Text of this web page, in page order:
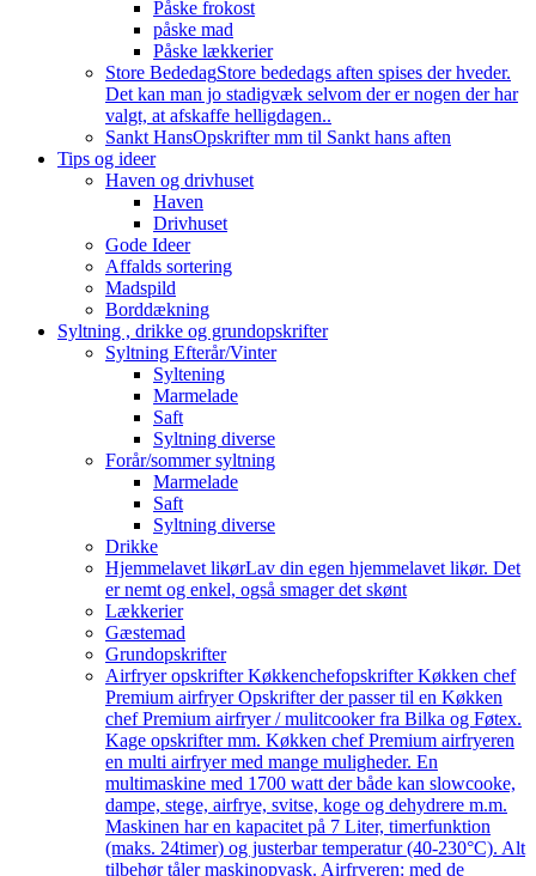
Påske frokost
påske mad
Påske lækkerier
Store BededagStore bededags aften spises der hveder.
Det kan man jo stadigvæk selvom der er nogen der har
valgt, at afskaffe helligdagen..
Sankt HansOpskrifter mm til Sankt hans aften
Tips og ideer
Haven og drivhuset
Haven
Drivhuset
Gode Ideer
Affalds sortering
Madspild
Borddækning
Syltning , drikke og grundopskrifter
Syltning Efterår/Vinter
Syltening
Marmelade
Saft
Syltning diverse
Forår/sommer syltning
Marmelade
Saft
Syltning diverse
Drikke
Hjemmelavet likørLav din egen hjemmelavet likør. Det
er nemt og enkel, også smager det skønt
Lækkerier
Gæstemad
Grundopskrifter
Airfryer opskrifter Køkkenchefopskrifter Køkken chef
Premium airfryer Opskrifter der passer til en Køkken
chef Premium airfryer / mulitcooker fra Bilka og Føtex.
Kage opskrifter mm. Køkken chef Premium airfryeren
en multi airfryer med mange muligheder. En
multimaskine med 1700 watt der både kan slowcooke,
dampe, stege, airfrye, svitse, koge og dehydrere m.m.
Maskinen har en kapacitet på 7 Liter, timerfunktion
(maks. 24timer) og justerbar temperatur (40-230°C). Alt
tilbehør tåler maskinopvask. Airfryeren: med de